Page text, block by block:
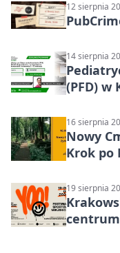
12 sierpnia
14 sierpnia
(PFD) w
16 sierpnia
Nowy
Krok po
19 sierpnia